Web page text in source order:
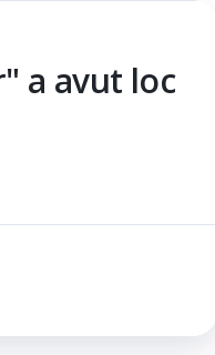
a avut loc